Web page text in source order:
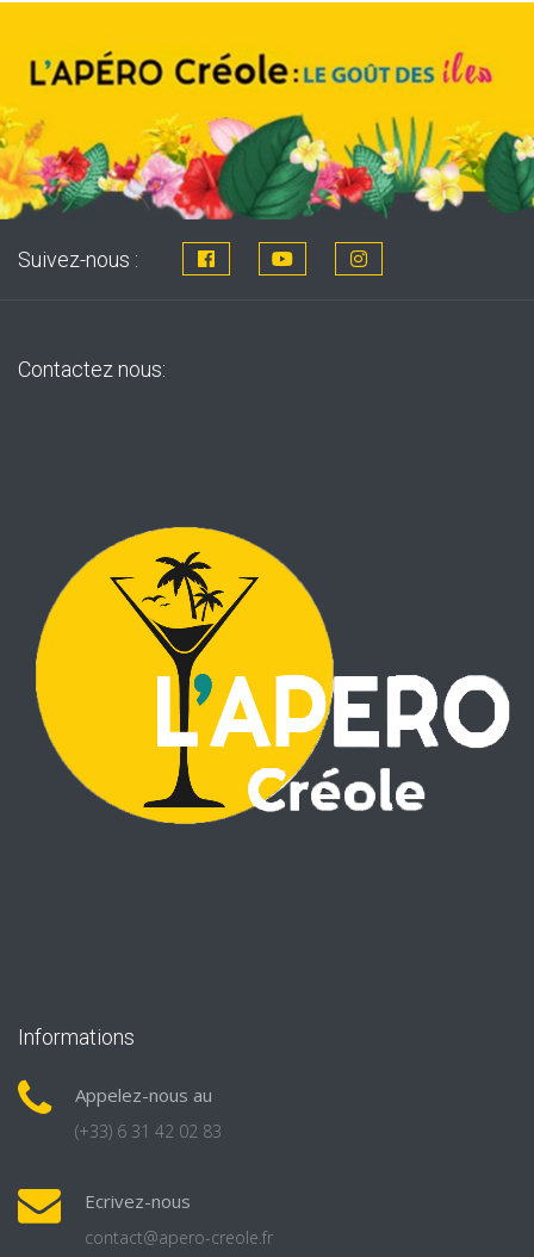
Suivez-nous :
Contactez nous:
Informations
Appelez-nous au
(+33) 6 31 42 02 83
Ecrivez-nous
contact@apero-creole.fr